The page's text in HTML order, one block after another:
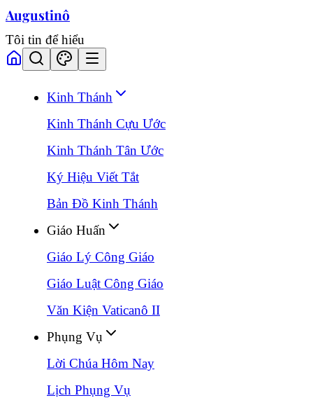
Augustinô
Tôi tin để hiểu
Kinh Thánh
Kinh Thánh Cựu Ước
Kinh Thánh Tân Ước
Ký Hiệu Viết Tắt
Bản Đồ Kinh Thánh
Giáo Huấn
Giáo Lý Công Giáo
Giáo Luật Công Giáo
Văn Kiện Vaticanô II
Phụng Vụ
Lời Chúa Hôm Nay
Lịch Phụng Vụ